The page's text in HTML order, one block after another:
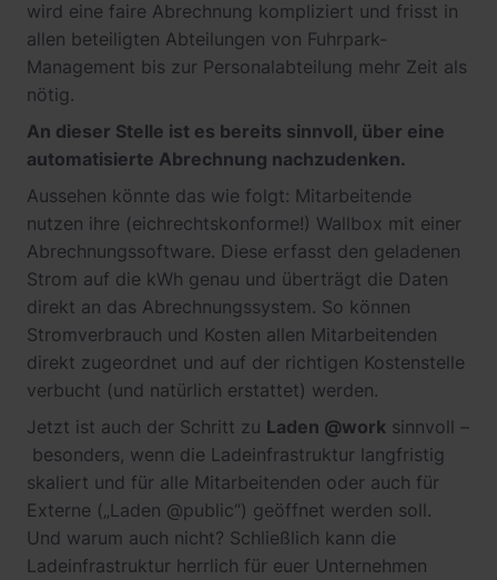
wird eine faire Abrechnung kompliziert und frisst in
allen beteiligten Abteilungen von Fuhrpark-
Management bis zur Personalabteilung mehr Zeit als
nötig.
An dieser Stelle ist es bereits sinnvoll, über eine
automatisierte Abrechnung nachzudenken.
Aussehen könnte das wie folgt: Mitarbeitende
nutzen ihre (eichrechtskonforme!) Wallbox mit einer
Abrechnungssoftware. Diese erfasst den geladenen
Strom auf die kWh genau und überträgt die Daten
direkt an das Abrechnungssystem. So können
Stromverbrauch und Kosten allen Mitarbeitenden
direkt zugeordnet und auf der richtigen Kostenstelle
verbucht (und natürlich erstattet) werden.
Jetzt ist auch der Schritt zu Laden @work sinnvoll –
besonders, wenn die Ladeinfrastruktur langfristig
skaliert und für alle Mitarbeitenden oder auch für
Externe („Laden @public“) geöffnet werden soll.
Und warum auch nicht? Schließlich kann die
Ladeinfrastruktur herrlich für euer Unternehmen